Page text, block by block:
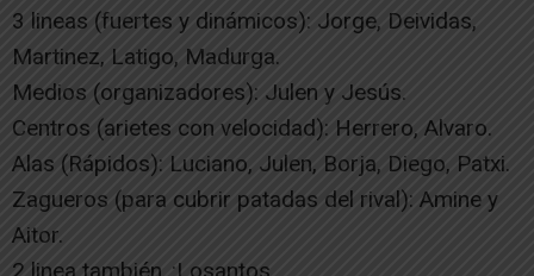
3 lineas (fuertes y dinámicos): Jorge, Deividas,
Martinez, Latigo, Madurga.
Medios (organizadores): Julen y Jesús.
Centros (arietes con velocidad): Herrero, Alvaro.
Alas (Rápidos): Luciano, Julen, Borja, Diego, Patxi.
Zagueros (para cubrir patadas del rival): Amine y
Aitor.
2 linea también..:Losantos